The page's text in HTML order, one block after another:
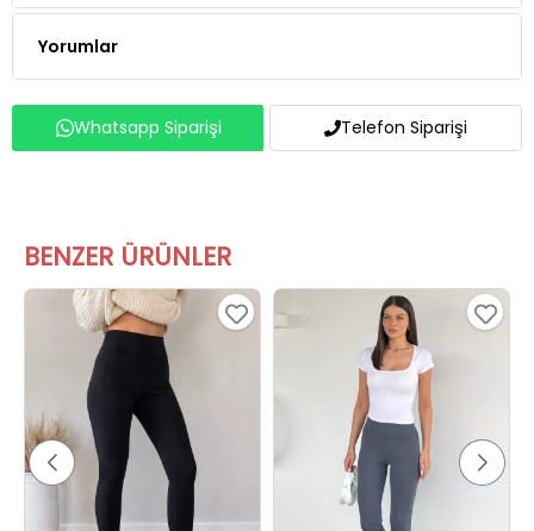
Yorumlar
Whatsapp Siparişi Telefon Siparişi
BENZER ÜRÜNLER